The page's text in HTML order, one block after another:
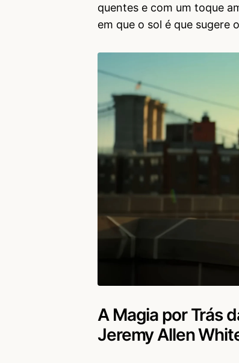
quentes e com um toque
em que o sol é que sugere
A Magia por Trás
Jeremy Allen